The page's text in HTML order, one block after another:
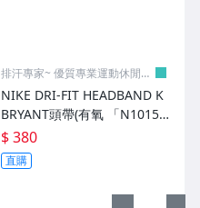
排汗專家~ 優質專業運動休閒賣
NIKE DRI-FIT HEADBAND K
BRYANT頭帶(有氧 「N101521
4027OS」≡排汗專家≡
$ 380
直購